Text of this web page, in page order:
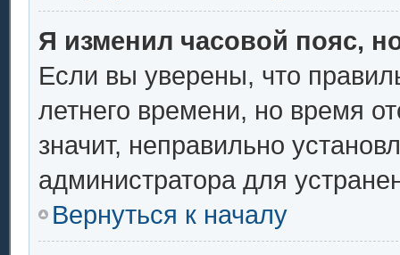
Я изменил часовой пояс,
Если вы уверены, что
летнего времени, но время
значит, неправильно
администратора для
Вернуться к началу